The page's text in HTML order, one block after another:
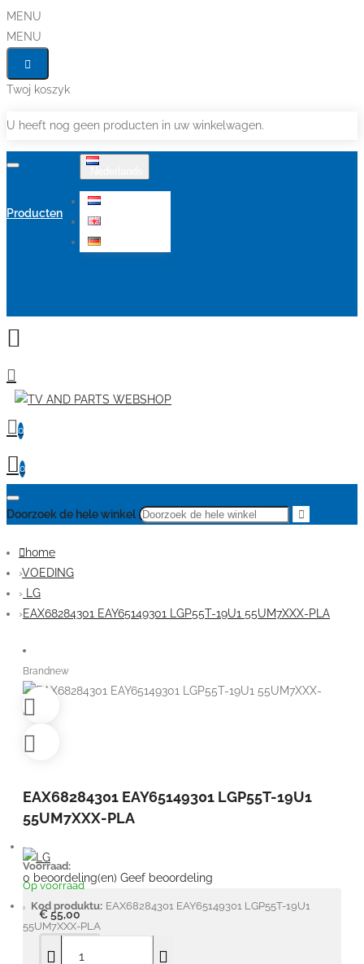
MENU
MENU
Twoj koszyk
U heeft nog geen producten in uw winkelwagen.
Producten
0
0
Doorzoek de hele winkel
home
VOEDING
LG
EAX68284301 EAY65149301 LGP55T-19U1 55UM7XXX-PLA
Brandnew
EAX68284301 EAY65149301 LGP55T-19U1
55UM7XXX-PLA
Voorraad:
Op voorraad
Kod produktu: EAX68284301 EAY65149301 LGP55T-19U1
55UM7XXX-PLA
0 beoordeling(en) Geef beoordeling
€ 55,00